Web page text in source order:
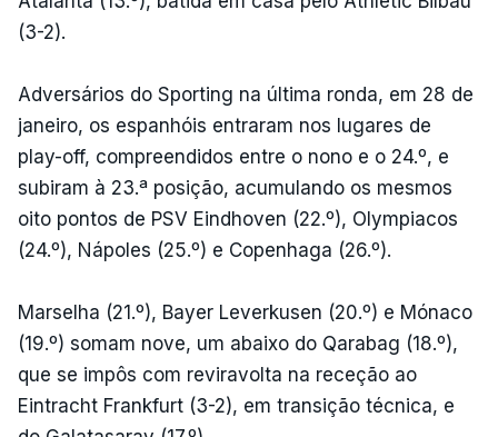
(3-2).
Adversários do Sporting na última ronda, em 28 de
janeiro, os espanhóis entraram nos lugares de
play-off, compreendidos entre o nono e o 24.º, e
subiram à 23.ª posição, acumulando os mesmos
oito pontos de PSV Eindhoven (22.º), Olympiacos
(24.º), Nápoles (25.º) e Copenhaga (26.º).
Marselha (21.º), Bayer Leverkusen (20.º) e Mónaco
(19.º) somam nove, um abaixo do Qarabag (18.º),
que se impôs com reviravolta na receção ao
Eintracht Frankfurt (3-2), em transição técnica, e